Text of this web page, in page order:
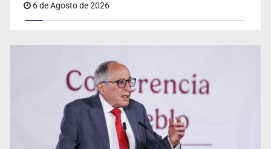
6 de Agosto de 2026